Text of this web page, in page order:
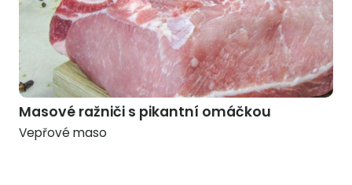
Masové ražniči s pikantní omáčkou
Vepřové maso